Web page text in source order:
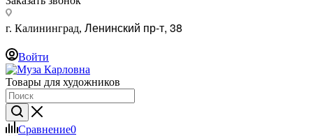
г. Калининград, Ленинский пр-т, 38
Войти
Товары для художников
Сравнение0